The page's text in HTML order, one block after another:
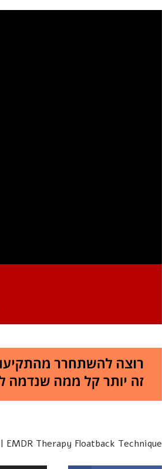
EMDR Therapy Floatback Technique | אורך: 04:04 | EMDR Masterclass | 1897 צפיות